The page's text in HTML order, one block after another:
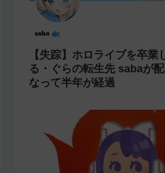
【失踪】ホロライブを卒業
る・ぐらの転生先 sabaが配
なって半年が経過